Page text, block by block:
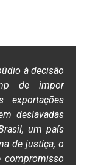
à decisão
de impor
exportações
deslavadas
um país
de justiça, o
compromisso